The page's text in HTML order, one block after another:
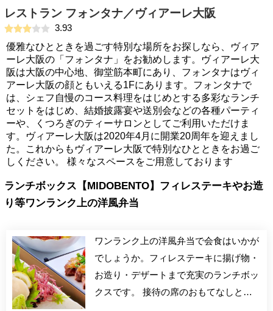
レストラン フォンタナ／ヴィアーレ大阪
3.93
優雅なひとときを過ごす特別な場所をお探しなら、ヴィア
ーレ大阪の「フォンタナ」をお勧めします。ヴィアーレ大
阪は大阪の中心地、御堂筋本町にあり、フォンタナはヴィ
アーレ大阪の顔ともいえる1Fにあります。フォンタナで
は、シェフ自慢のコース料理をはじめとする多彩なランチ
セットをはじめ、結婚披露宴や送別会などの各種パーティ
ーや、くつろぎのティーサロンとしてご利用いただけま
す。ヴィアーレ大阪は2020年4月に開業20周年を迎えまし
た。これからもヴィアーレ大阪で特別なひとときをお過ご
しください。 様々なスペースをご用意しております
ランチボックス【MIDOBENTO】フィレステーキやお造
り等ワンランク上の洋風弁当
ワンランク上の洋風弁当で会食はいかが
でしょうか。フィレステーキに揚げ物・
お造り・デザートまで充実のランチボッ
クスです。 接待の席のおもてなしとし